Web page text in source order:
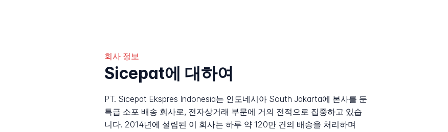
회사 정보
Sicepat에 대하여
PT. Sicepat Ekspres Indonesia는 인도네시아 South Jakarta에 본사를 둔
특급 소포 배송 회사로, 전자상거래 부문에 거의 전적으로 집중하고 있습
니다. 2014년에 설립된 이 회사는 하루 약 120만 건의 배송을 처리하며